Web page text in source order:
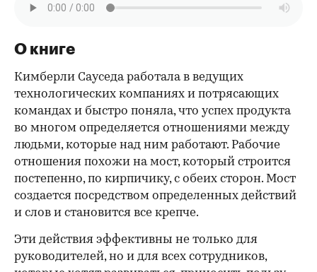
О книге
Кимберли Сауседа работала в ведущих
технологических компаниях и потрясающих
командах и быстро поняла, что успех продукта
во многом определяется отношениями между
людьми, которые над ним работают. Рабочие
отношения похожи на мост, который строится
постепенно, по кирпичику, с обеих сторон. Мост
создается посредством определенных действий
и слов и становится все крепче.
Эти действия эффективны не только для
руководителей, но и для всех сотрудников,